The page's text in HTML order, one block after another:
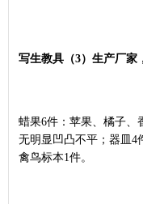
写生教具（3）生产厂家
蜡果6件：苹果、橘子、
无明显凹凸不平；器皿4
禽鸟标本1件。